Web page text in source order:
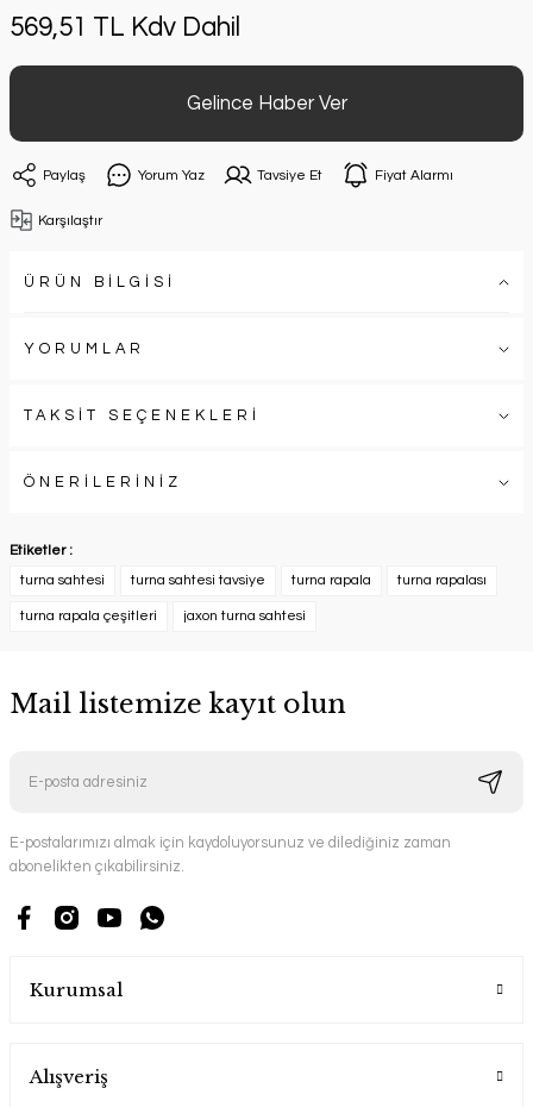
569,51 TL Kdv Dahil
Gelince Haber Ver
Paylaş Yorum Yaz Tavsiye Et Fiyat Alarmı
Karşılaştır
ÜRÜN BİLGİSİ
YORUMLAR
TAKSİT SEÇENEKLERİ
ÖNERİLERİNİZ
Etiketler :
turna sahtesi
turna sahtesi tavsiye turna rapala turna rapalası
turna rapala çeşitleri jaxon turna sahtesi
Mail listemize kayıt olun
E-postalarımızı almak için kaydoluyorsunuz ve dilediğiniz zaman
abonelikten çıkabilirsiniz.
Kurumsal
Alışveriş